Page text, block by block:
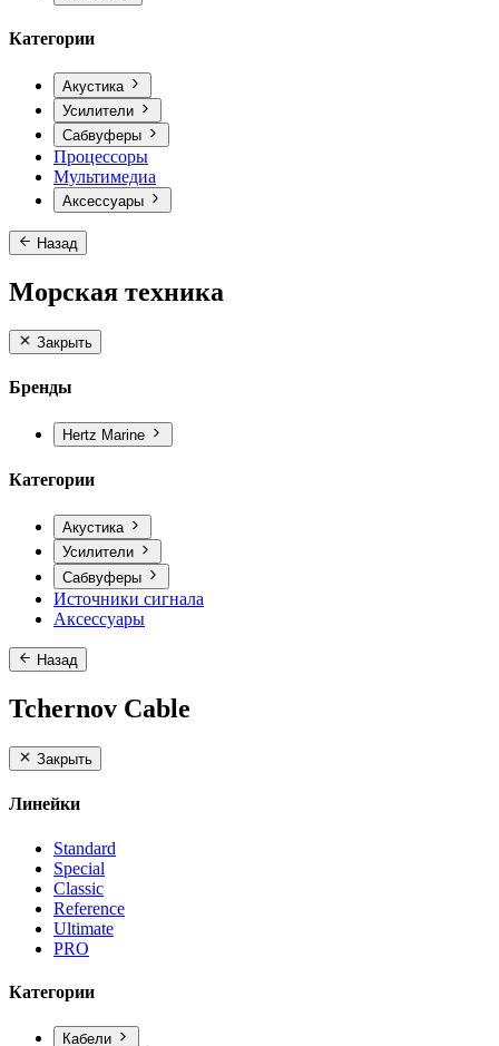
Категории
Акустика
Усилители
Сабвуферы
Процессоры
Мультимедиа
Аксессуары
Назад
Морская техника
Закрыть
Бренды
Hertz Marine
Категории
Акустика
Усилители
Сабвуферы
Источники сигнала
Аксессуары
Назад
Tchernov Cable
Закрыть
Линейки
Standard
Special
Classic
Reference
Ultimate
PRO
Категории
Кабели